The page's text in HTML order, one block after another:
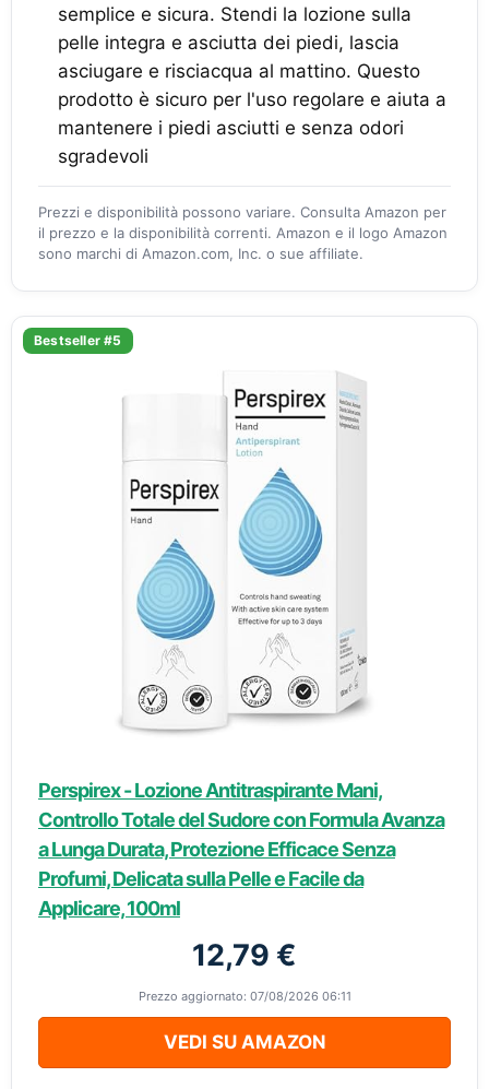
semplice e sicura. Stendi la lozione sulla
pelle integra e asciutta dei piedi, lascia
asciugare e risciacqua al mattino. Questo
prodotto è sicuro per l'uso regolare e aiuta a
mantenere i piedi asciutti e senza odori
sgradevoli
Prezzi e disponibilità possono variare. Consulta Amazon per
il prezzo e la disponibilità correnti. Amazon e il logo Amazon
sono marchi di Amazon.com, Inc. o sue affiliate.
Bestseller #5
Perspirex - Lozione Antitraspirante Mani,
Controllo Totale del Sudore con Formula Avanza
a Lunga Durata, Protezione Efficace Senza
Profumi, Delicata sulla Pelle e Facile da
Applicare, 100ml
12,79 €
Prezzo aggiornato: 07/08/2026 06:11
VEDI SU AMAZON